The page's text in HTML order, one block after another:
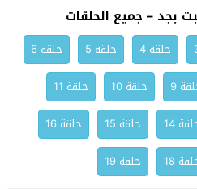
بجد – جميع الحلقات
حلقة 4 حلقة 5
حلقة 6
9 حلقة 10
حلقة 11
14 حلقة 15
حلقة 16
18 حلقة 19